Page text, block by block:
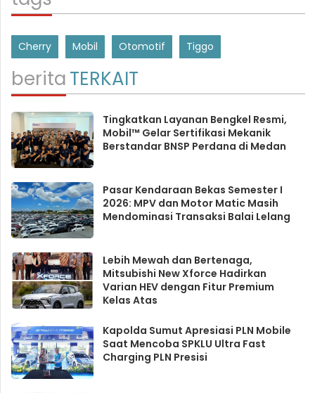
Cherry Mobil Otomotif Tiggo
beritaTERKAIT
Tingkatkan Layanan Bengkel Resmi,
Mobil™ Gelar Sertifikasi Mekanik
Berstandar BNSP Perdana di Medan
Pasar Kendaraan Bekas Semester I
2026: MPV dan Motor Matic Masih
Mendominasi Transaksi Balai Lelang
Lebih Mewah dan Bertenaga,
Mitsubishi New Xforce Hadirkan
Varian HEV dengan Fitur Premium
Kelas Atas
Kapolda Sumut Apresiasi PLN Mobile
Saat Mencoba SPKLU Ultra Fast
Charging PLN Presisi